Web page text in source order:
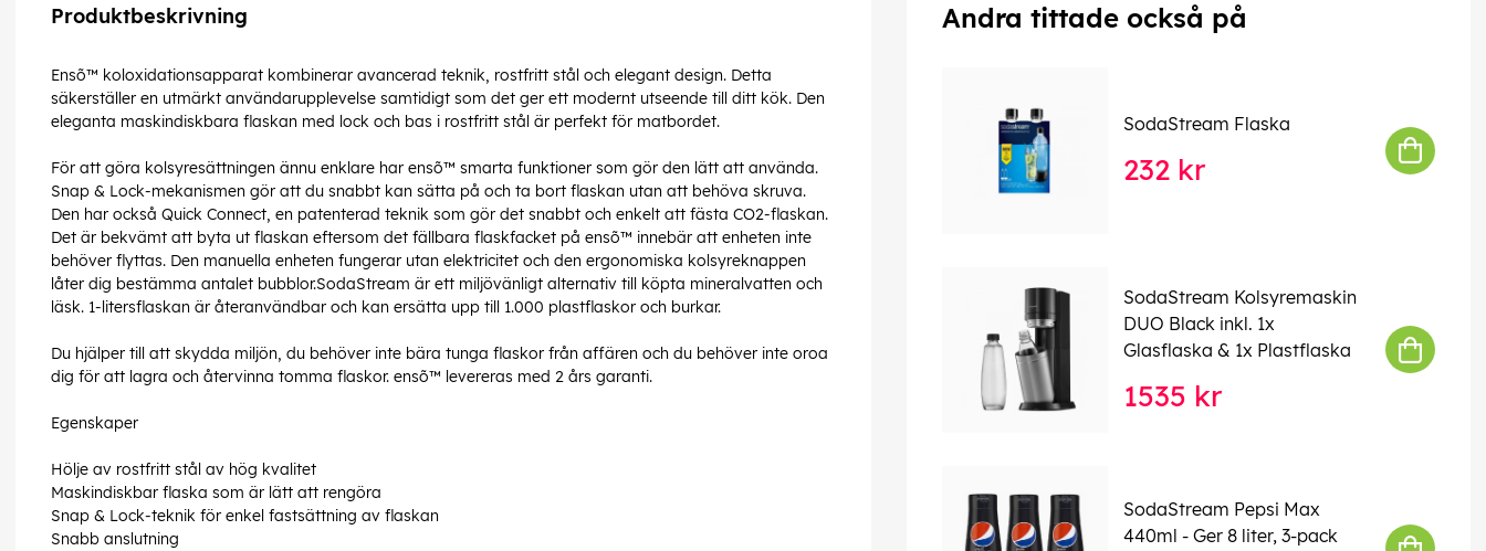
Produktbeskrivning
Ensõ™ koloxidationsapparat kombinerar avancerad teknik, rostfritt stål och elegant design. Detta
säkerställer en utmärkt användarupplevelse samtidigt som det ger ett modernt utseende till ditt kök. Den
eleganta maskindiskbara flaskan med lock och bas i rostfritt stål är perfekt för matbordet.
För att göra kolsyresättningen ännu enklare har ensõ™ smarta funktioner som gör den lätt att använda.
Snap & Lock-mekanismen gör att du snabbt kan sätta på och ta bort flaskan utan att behöva skruva.
Den har också Quick Connect, en patenterad teknik som gör det snabbt och enkelt att fästa CO2-flaskan.
Det är bekvämt att byta ut flaskan eftersom det fällbara flaskfacket på ensõ™ innebär att enheten inte
behöver flyttas. Den manuella enheten fungerar utan elektricitet och den ergonomiska kolsyreknappen
låter dig bestämma antalet bubblor.SodaStream är ett miljövänligt alternativ till köpta mineralvatten och
läsk. 1-litersflaskan är återanvändbar och kan ersätta upp till 1.000 plastflaskor och burkar.
Du hjälper till att skydda miljön, du behöver inte bära tunga flaskor från affären och du behöver inte oroa
dig för att lagra och återvinna tomma flaskor. ensõ™ levereras med 2 års garanti.
Egenskaper
Hölje av rostfritt stål av hög kvalitet
Maskindiskbar flaska som är lätt att rengöra
Snap & Lock-teknik för enkel fastsättning av flaskan
Snabb anslutning
Andra tittade också på
SodaStream Flaska
232 kr
SodaStream Kolsyremaskin
DUO Black inkl. 1x
Glasflaska & 1x Plastflaska
1535 kr
SodaStream Pepsi Max
440ml - Ger 8 liter, 3-pack